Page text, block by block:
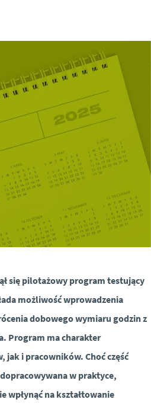
się pilotażowy program testujący
możliwość wprowadzenia
dobowego wymiaru godzin z
Program ma charakter
i pracowników. Choć część
w praktyce,
wpłynąć na kształtowanie